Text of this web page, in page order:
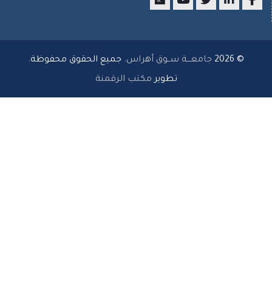
جامعـــة ســوق أهراس . جميع الحقوق محفوظة.
مكتب الرقمنة